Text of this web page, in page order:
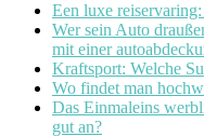
Een luxe
Wer sein Auto
mit einer
Kraftsport: Welche
Wo findet man
Das Einmaleins
gut an?